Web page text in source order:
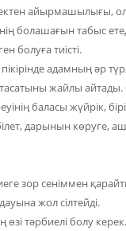
айырмашылығы,
болашағын табыс
болуға тиісті.
адамның әр
жайлы
баласы жүйрік,
дарынын көруге,
зор сеніммен
жол сілтейді.
тәрбиелі болу